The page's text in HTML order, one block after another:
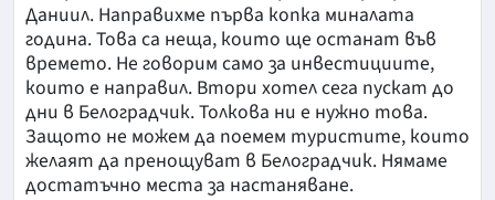
Даниил. Направихме първа копка миналата
година. Това са неща, които ще останат във
времето. Не говорим само за инвестициите,
които е направил. Втори хотел сега пускат до
дни в Белоградчик. Толкова ни е нужно това.
Защото не можем да поемем туристите, които
желаят да пренощуват в Белоградчик. Нямаме
достатъчно места за настаняване.